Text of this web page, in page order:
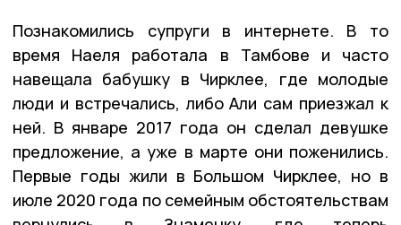
Познакомились супруги в интернете. В то
время Наеля работала в Тамбове и часто
навещала бабушку в Чирклее, где молодые
люди и встречались, либо Али сам приезжал к
ней. В январе 2017 года он сделал девушке
предложение, а уже в марте они поженились.
Первые годы жили в Большом Чирклее, но в
июле 2020 года по семейным обстоятельствам